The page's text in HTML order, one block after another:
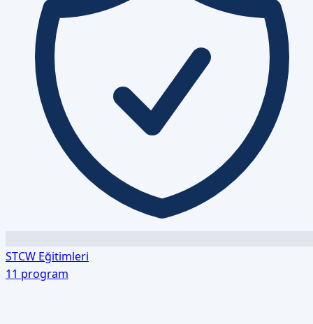
STCW Eğitimleri
11 program